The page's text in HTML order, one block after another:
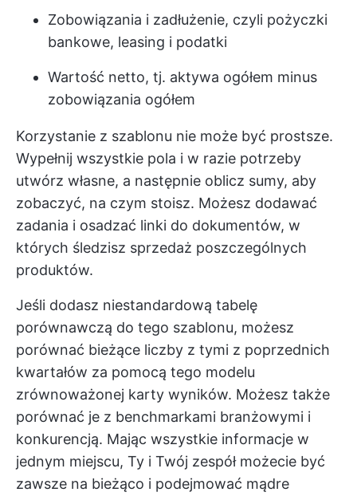
Zobowiązania i zadłużenie, czyli pożyczki
bankowe, leasing i podatki
Wartość netto, tj. aktywa ogółem minus
zobowiązania ogółem
Korzystanie z szablonu nie może być prostsze.
Wypełnij wszystkie pola i w razie potrzeby
utwórz własne, a następnie oblicz sumy, aby
zobaczyć, na czym stoisz. Możesz dodawać
zadania i osadzać linki do dokumentów, w
których śledzisz sprzedaż poszczególnych
produktów.
Jeśli dodasz niestandardową tabelę
porównawczą do tego szablonu, możesz
porównać bieżące liczby z tymi z poprzednich
kwartałów za pomocą tego modelu
zrównoważonej karty wyników. Możesz także
porównać je z benchmarkami branżowymi i
konkurencją. Mając wszystkie informacje w
jednym miejscu, Ty i Twój zespół możecie być
zawsze na bieżąco i podejmować mądre